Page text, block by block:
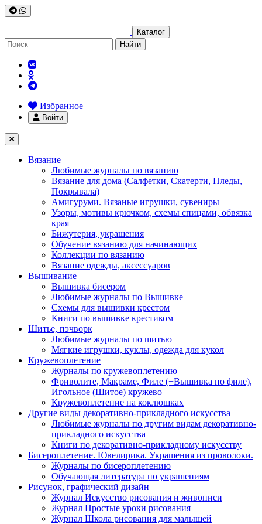
Каталог
Найти
Избранное
Войти
Вязание
Любимые журналы по вязанию
Вязание для дома (Салфетки, Скатерти, Пледы,
Покрывала)
Амигуруми. Вязаные игрушки, сувениры
Узоры, мотивы крючком, схемы спицами, обвязка
края
Бижутерия, украшения
Обучение вязанию для начинающих
Коллекции по вязанию
Вязание одежды, аксессуаров
Вышивание
Вышивка бисером
Любимые журналы по Вышивке
Схемы для вышивки крестом
Книги по вышивке крестиком
Шитье, пэчворк
Любимые журналы по шитью
Мягкие игрушки, куклы, одежда для кукол
Кружевоплетение
Журналы по кружевоплетению
Фриволите, Макраме, Филе (+Вышивка по филе),
Игольное (Шитое) кружево
Кружевоплетение на коклюшках
Другие виды декоративно-прикладного искусства
Любимые журналы по другим видам декоративно-
прикладного искусства
Книги по декоративно-прикладному искусству
Бисероплетение. Ювелирика. Украшения из проволоки.
Журналы по бисероплетению
Обучающая литература по украшениям
Рисунок, графический дизайн
Журнал Искусство рисования и живописи
Журнал Простые уроки рисования
Журнал Школа рисования для малышей